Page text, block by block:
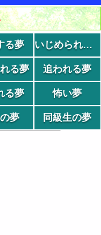
る夢 いじめられる夢
る夢 追われる夢
る夢 怖い夢
夢 同級生の夢